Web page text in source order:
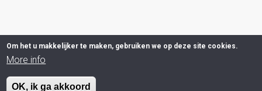
© 2026 Dataline nv. All rights reserved -
Om het u makkelijker te maken, gebruiken we op deze site cookies.
More info
OK, ik ga akkoord